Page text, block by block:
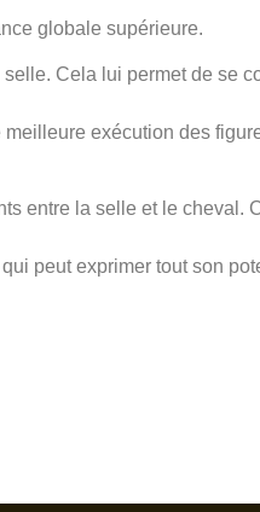
globale supérieure.
Cela lui permet de se
exécution des
entre la selle et le cheval.
peut exprimer tout son